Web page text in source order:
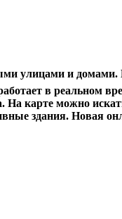
улицами и домами.
в реальном
На карте можно
здания. Новая